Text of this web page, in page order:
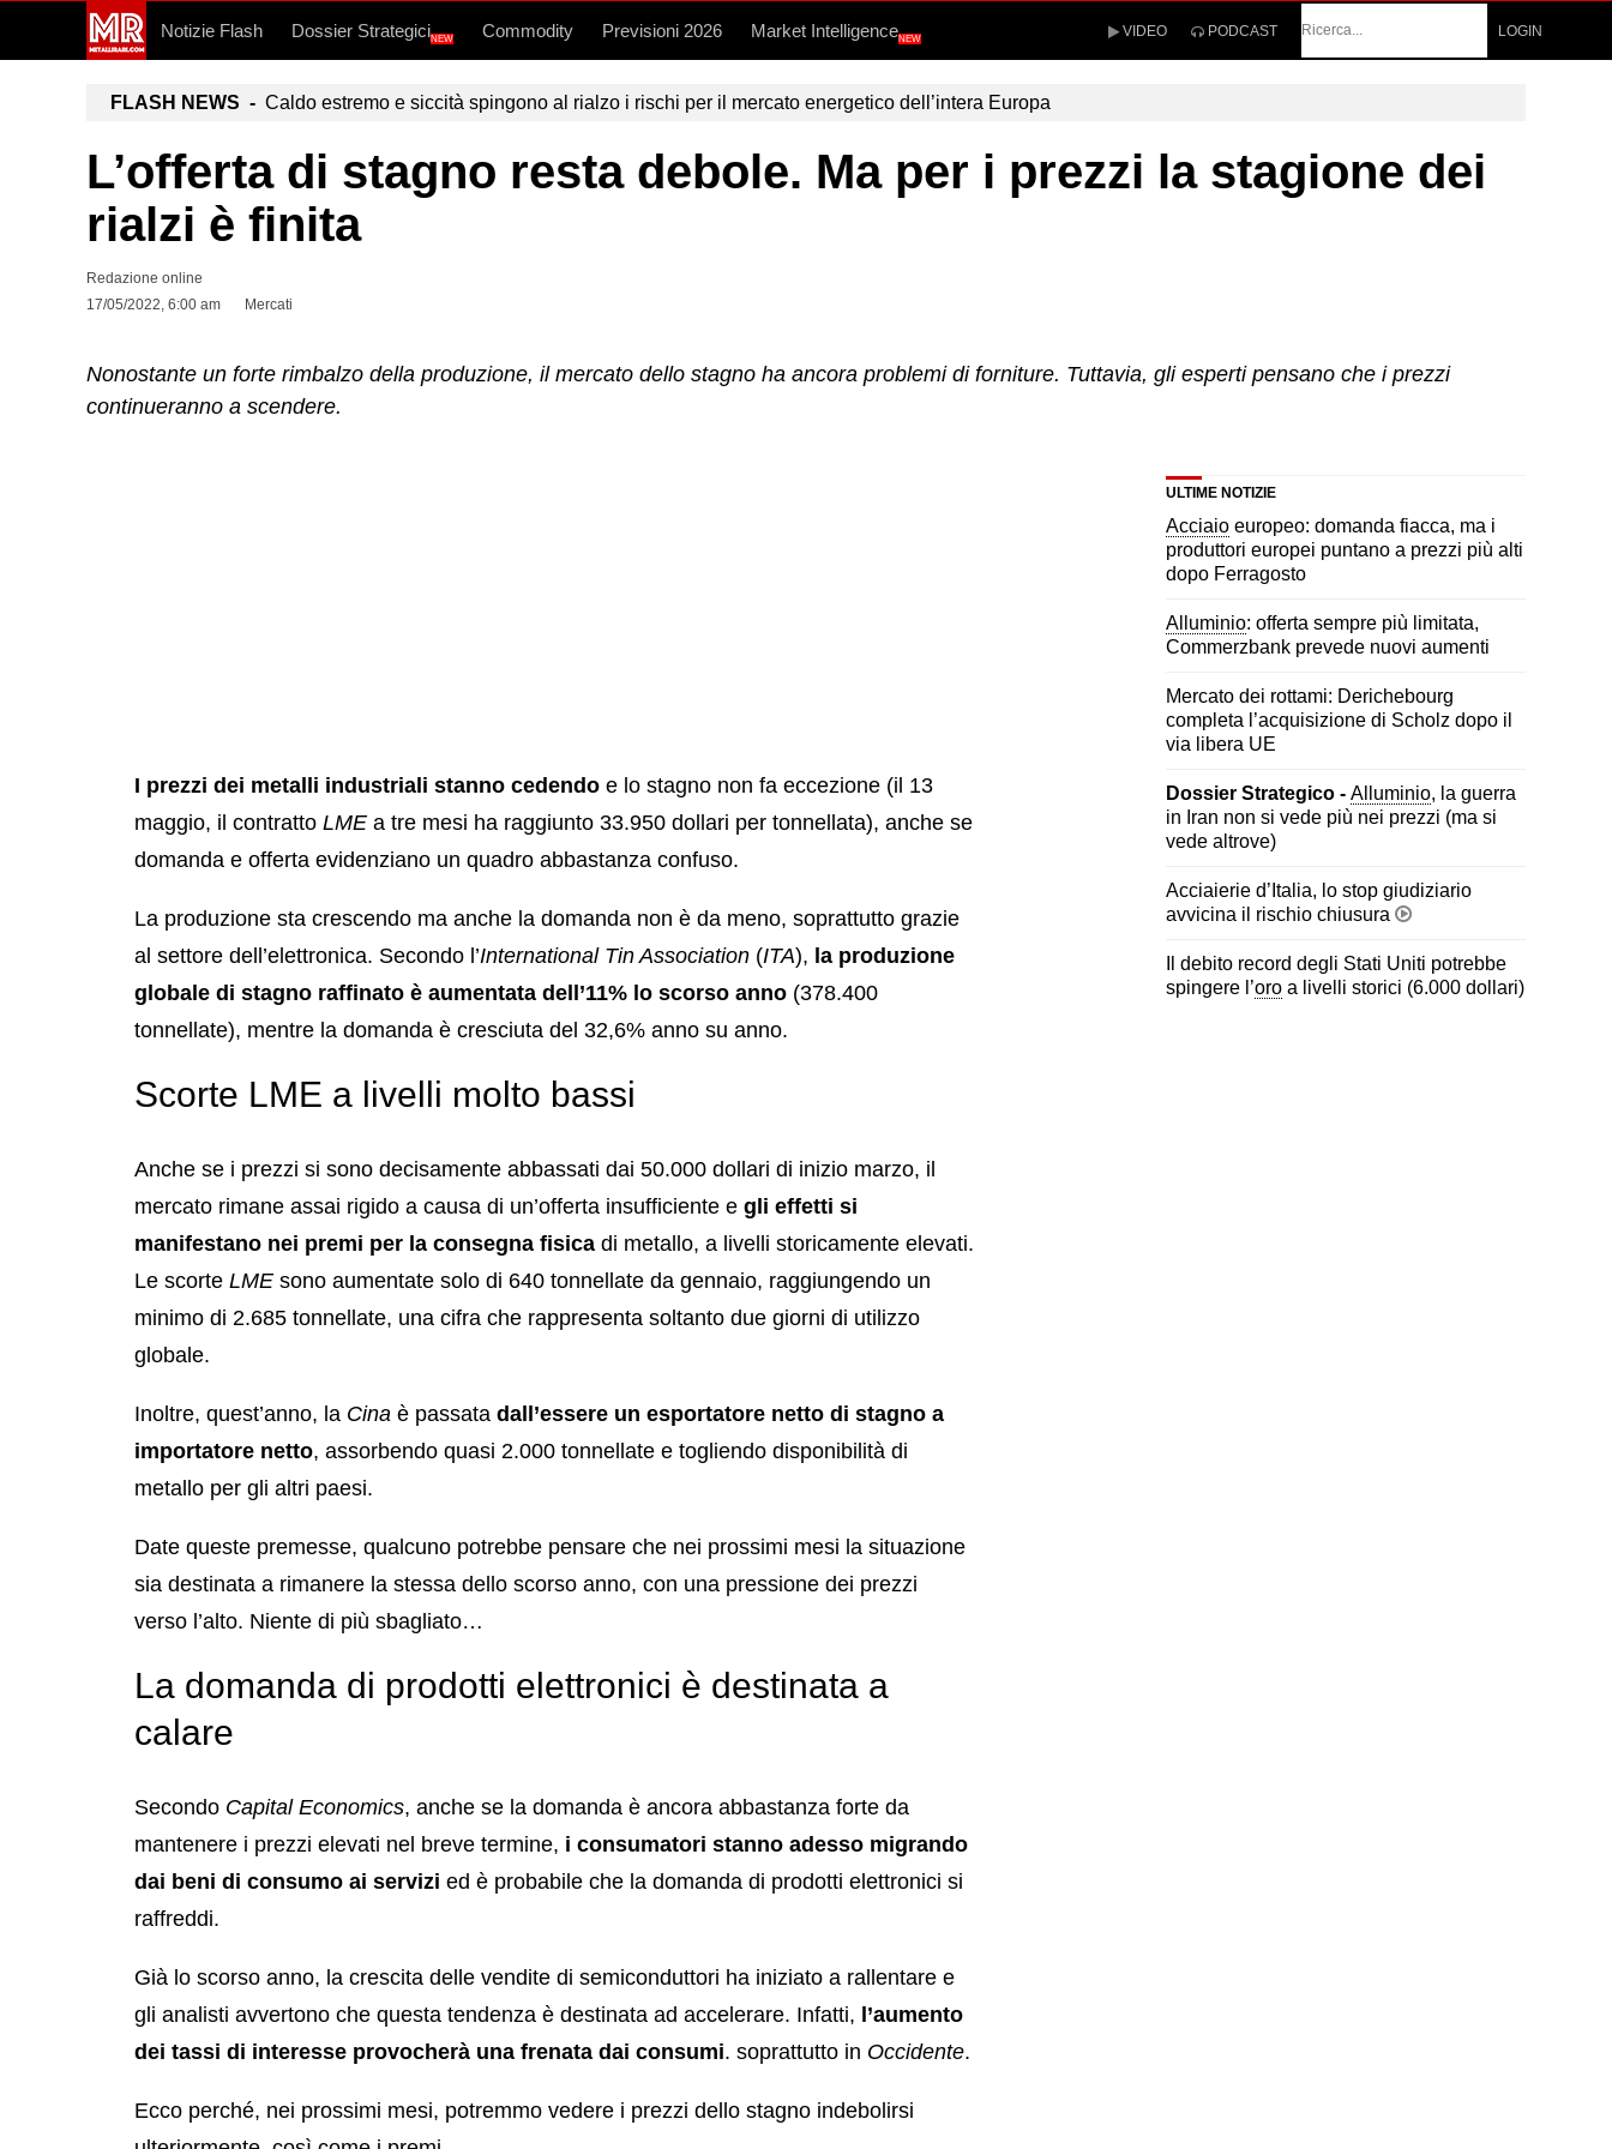
Notizie Flash Dossier StrategiciNEW Commodity Previsioni 2026 Market IntelligenceNEW VIDEO PODCAST
LOGIN
FLASH NEWS - Caldo estremo e siccità spingono al rialzo i rischi per il mercato energetico dell’intera Europa
L’offerta di stagno resta debole. Ma per i prezzi la stagione dei
rialzi è finita
Redazione online
17/05/2022, 6:00 am
Mercati
Nonostante un forte rimbalzo della produzione, il mercato dello stagno ha ancora problemi di forniture. Tuttavia, gli esperti pensano che i prezzi
continueranno a scendere.
I prezzi dei metalli industriali stanno cedendo e lo stagno non fa eccezione (il 13
maggio, il contratto LME a tre mesi ha raggiunto 33.950 dollari per tonnellata), anche se
domanda e offerta evidenziano un quadro abbastanza confuso.
La produzione sta crescendo ma anche la domanda non è da meno, soprattutto grazie
al settore dell’elettronica. Secondo l’International Tin Association (ITA), la produzione
globale di stagno raffinato è aumentata dell’11% lo scorso anno (378.400
tonnellate), mentre la domanda è cresciuta del 32,6% anno su anno.
Scorte LME a livelli molto bassi
Anche se i prezzi si sono decisamente abbassati dai 50.000 dollari di inizio marzo, il
mercato rimane assai rigido a causa di un’offerta insufficiente e gli effetti si
manifestano nei premi per la consegna fisica di metallo, a livelli storicamente elevati.
Le scorte LME sono aumentate solo di 640 tonnellate da gennaio, raggiungendo un
minimo di 2.685 tonnellate, una cifra che rappresenta soltanto due giorni di utilizzo
globale.
Inoltre, quest’anno, la Cina è passata dall’essere un esportatore netto di stagno a
importatore netto, assorbendo quasi 2.000 tonnellate e togliendo disponibilità di
metallo per gli altri paesi.
Date queste premesse, qualcuno potrebbe pensare che nei prossimi mesi la situazione
sia destinata a rimanere la stessa dello scorso anno, con una pressione dei prezzi
verso l’alto. Niente di più sbagliato…
La domanda di prodotti elettronici è destinata a
calare
Secondo Capital Economics, anche se la domanda è ancora abbastanza forte da
mantenere i prezzi elevati nel breve termine, i consumatori stanno adesso migrando
dai beni di consumo ai servizi ed è probabile che la domanda di prodotti elettronici si
raffreddi.
Già lo scorso anno, la crescita delle vendite di semiconduttori ha iniziato a rallentare e
gli analisti avvertono che questa tendenza è destinata ad accelerare. Infatti, l’aumento
dei tassi di interesse provocherà una frenata dai consumi. soprattutto in Occidente.
Ecco perché, nei prossimi mesi, potremmo vedere i prezzi dello stagno indebolirsi
ULTIME NOTIZIE
Acciaio europeo: domanda fiacca, ma i
produttori europei puntano a prezzi più alti
dopo Ferragosto
Alluminio: offerta sempre più limitata,
Commerzbank prevede nuovi aumenti
Mercato dei rottami: Derichebourg
completa l’acquisizione di Scholz dopo il
via libera UE
Dossier Strategico - Alluminio, la guerra
in Iran non si vede più nei prezzi (ma si
vede altrove)
Acciaierie d’Italia, lo stop giudiziario
avvicina il rischio chiusura
Il debito record degli Stati Uniti potrebbe
spingere l’oro a livelli storici (6.000 dollari)